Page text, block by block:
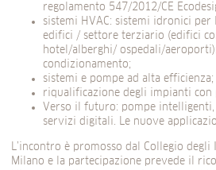
regolamento 547/2012/CE
sistemi HVAC: sistemi idronici
edifici / settore terziario (edifici
hotel/alberghi/ ospedali/
condizionamento;
sistemi e pompe ad alta efficienza;
riqualificazione degli impianti con
Verso il futuro: pompe
servizi digitali. Le nuove
L’incontro è promosso dal Collegio
Milano e la partecipazione prevede il